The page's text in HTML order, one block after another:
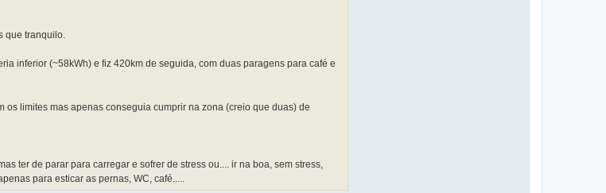
que tranquilo.
inferior (~58kWh) e fiz 420km de seguida, com duas paragens para café e
os limites mas apenas conseguia cumprir na zona (creio que duas) de
ter de parar para carregar e sofrer de stress ou.... ir na boa, sem stress,
para esticar as pernas, WC, café.....